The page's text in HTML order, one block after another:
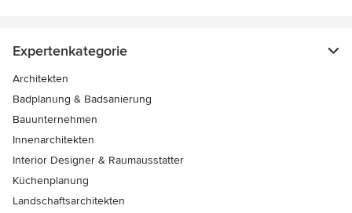
Expertenkategorie
Architekten
Badplanung & Badsanierung
Bauunternehmen
Innenarchitekten
Interior Designer & Raumausstatter
Küchenplanung
Landschaftsarchitekten